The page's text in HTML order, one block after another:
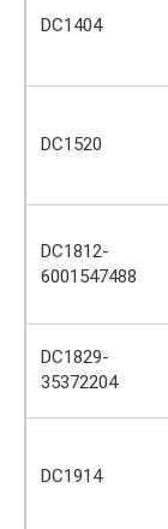
DC1404
DC1520
DC1812-
6001547488
DC1829-
35372204
DC1914